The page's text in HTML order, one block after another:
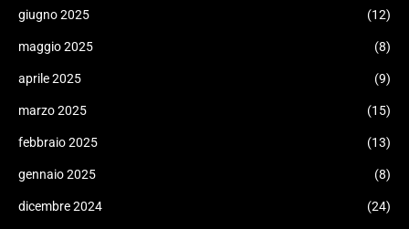
giugno 2025 (12)
maggio 2025 (8)
aprile 2025 (9)
marzo 2025 (15)
febbraio 2025 (13)
gennaio 2025 (8)
dicembre 2024 (24)